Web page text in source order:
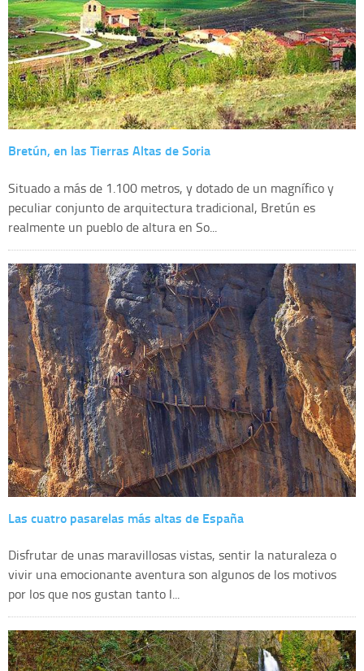
Bretún, en las Tierras Altas de Soria
Situado a más de 1.100 metros, y dotado de un magnífico y
peculiar conjunto de arquitectura tradicional, Bretún es
realmente un pueblo de altura en So...
Las cuatro pasarelas más altas de España
Disfrutar de unas maravillosas vistas, sentir la naturaleza o
vivir una emocionante aventura son algunos de los motivos
por los que nos gustan tanto l...